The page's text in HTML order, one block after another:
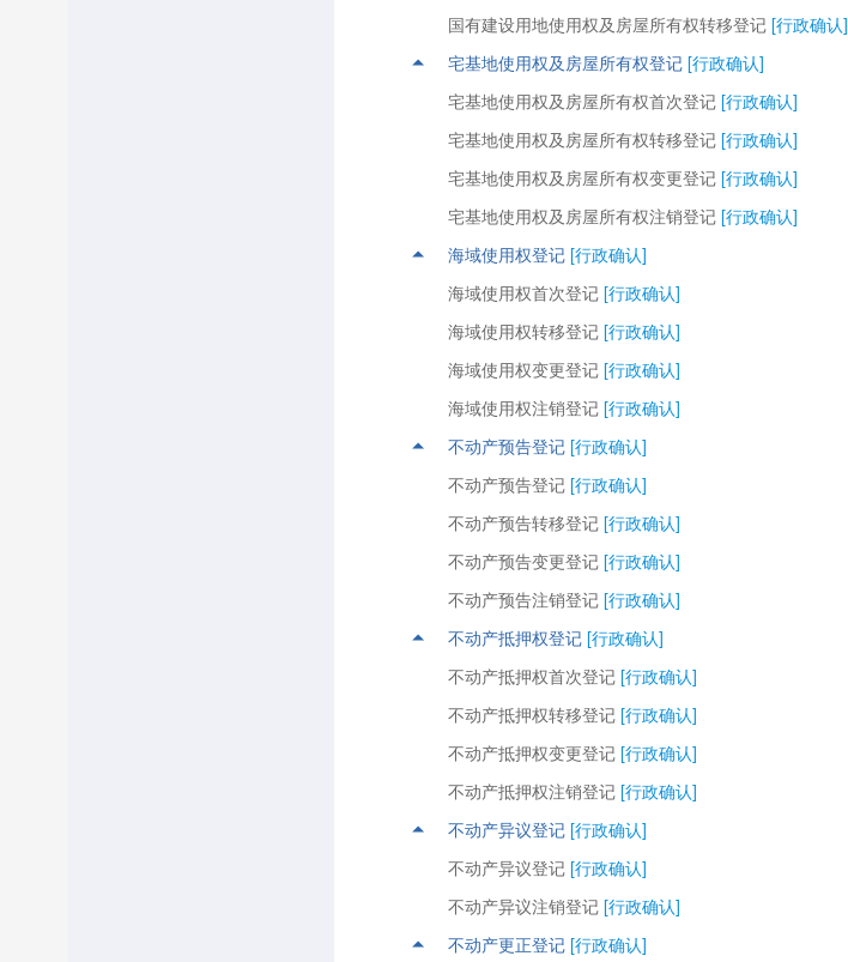
国有建设用地使用权及房屋所有权转移登记 [行政确认]
宅基地使用权及房屋所有权登记 [行政确认]
宅基地使用权及房屋所有权首次登记 [行政确认]
宅基地使用权及房屋所有权转移登记 [行政确认]
宅基地使用权及房屋所有权变更登记 [行政确认]
宅基地使用权及房屋所有权注销登记 [行政确认]
海域使用权登记 [行政确认]
海域使用权首次登记 [行政确认]
海域使用权转移登记 [行政确认]
海域使用权变更登记 [行政确认]
海域使用权注销登记 [行政确认]
不动产预告登记 [行政确认]
不动产预告登记 [行政确认]
不动产预告转移登记 [行政确认]
不动产预告变更登记 [行政确认]
不动产预告注销登记 [行政确认]
不动产抵押权登记 [行政确认]
不动产抵押权首次登记 [行政确认]
不动产抵押权转移登记 [行政确认]
不动产抵押权变更登记 [行政确认]
不动产抵押权注销登记 [行政确认]
不动产异议登记 [行政确认]
不动产异议登记 [行政确认]
不动产异议注销登记 [行政确认]
不动产更正登记 [行政确认]